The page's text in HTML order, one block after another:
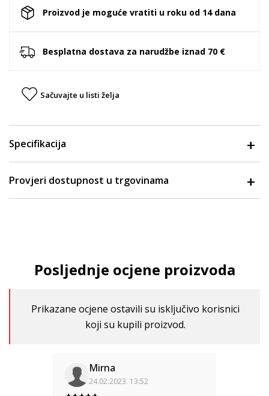
Proizvod je moguće vratiti u roku od 14 dana
Besplatna dostava za narudžbe iznad 70 €
Sačuvajte u listi želja
Specifikacija
Provjeri dostupnost u trgovinama
Posljednje ocjene proizvoda
Prikazane ocjene ostavili su isključivo korisnici
koji su kupili proizvod.
Mirna
24.02.2023. 13:52